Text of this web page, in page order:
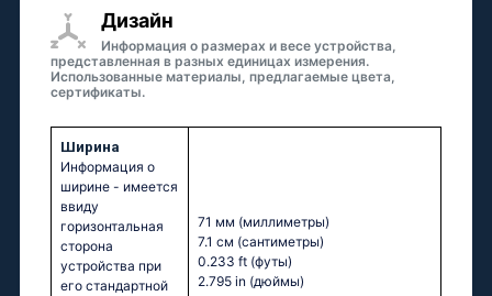
Дизайн
Информация о размерах и весе устройства,
представленная в разных единицах измерения.
Использованные материалы, предлагаемые цвета,
сертификаты.
Ширина
Информация о
ширине - имеется
ввиду
горизонтальная
сторона
устройства при
его стандартной
71 мм (миллиметры)
7.1 см (сантиметры)
0.233 ft (футы)
2.795 in (дюймы)